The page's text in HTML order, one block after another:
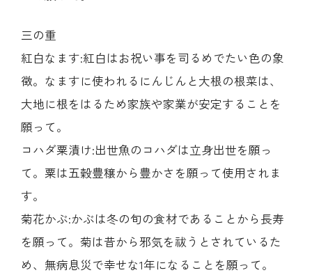
三の重
紅白なます:紅白はお祝い事を司るめでたい色の象
徴。なますに使われるにんじんと大根の根菜は、
大地に根をはるため家族や家業が安定することを
願って。
コハダ粟漬け:出世魚のコハダは立身出世を願っ
て。粟は五穀豊穣から豊かさを願って使用されま
す。
菊花かぶ:かぶは冬の旬の食材であることから長寿
を願って。菊は昔から邪気を祓うとされているた
め、無病息災で幸せな1年になることを願って。